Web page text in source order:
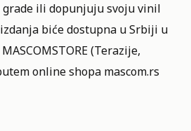
grade ili dopunjuju svoju vinil
biće dostupna u Srbiji u
(Terazije,
online shopa mascom.rs